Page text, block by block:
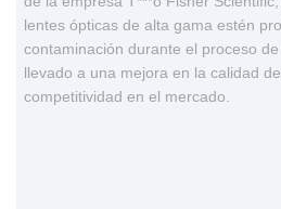
lentes ópticas de alta gama estén
contaminación durante el proceso
llevado a una mejora en la calidad
competitividad en el mercado.